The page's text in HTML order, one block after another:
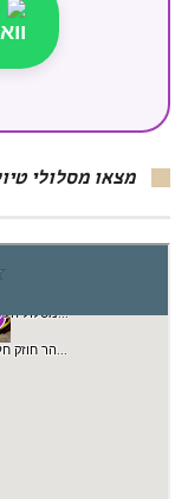
מצאו מסלולי